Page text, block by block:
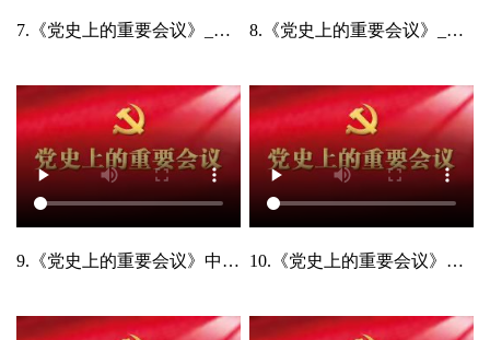
7.《党史上的重要会议》_中国共产党第六次全国代表大会 8.《党史上的重要会议》_遵义会议
9.《党史上的重要会议》中共扩大的六届六中全会 10.《党史上的重要会议》中共扩大的六届七中全会